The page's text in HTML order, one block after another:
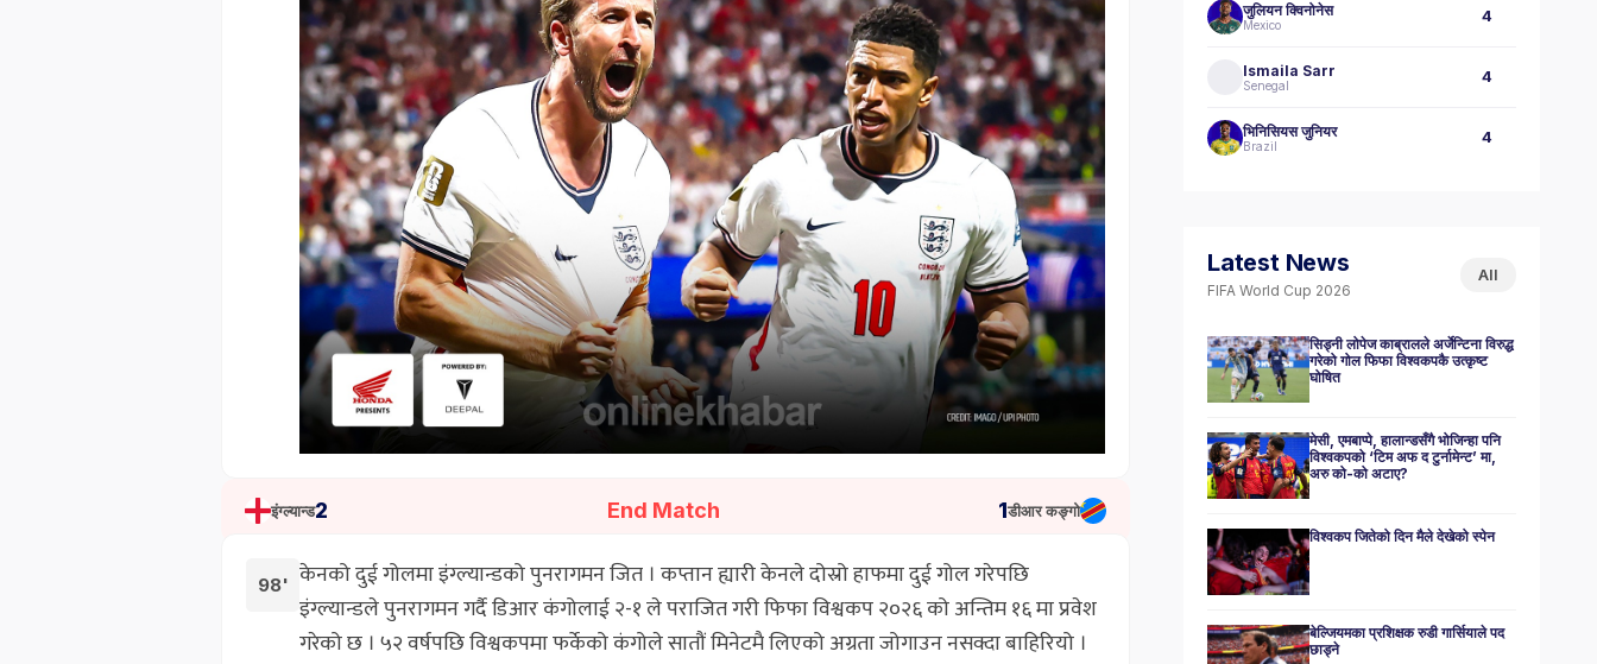
इंग्ल्यान्ड2 End Match डीआर कङ्गो
1
98' केनको दुई गोलमा इंग्ल्यान्डको पुनरागमन जित । कप्तान ह्यारी केनले दोस्रो हाफमा दुई गोल गरेपछि
इंग्ल्यान्डले पुनरागमन गर्दै डिआर कंगोलाई २-१ ले पराजित गरी फिफा विश्वकप २०२६ को अन्तिम १६ मा प्रवेश
गरेको छ । ५२ वर्षपछि विश्वकपमा फर्केको कंगोले सातौं मिनेटमै लिएको अग्रता जोगाउन नसक्दा बाहिरियो ।
जुलियन क्विनोनेस
Mexico 4
Ismaila Sarr
Senegal 4
भिनिसियस जुनियर
Brazil 4
Latest News
FIFA World Cup 2026
All
सिड्नी लोपेज काब्रालले अर्जेन्टिना विरुद्ध
गरेको गोल फिफा विश्वकपकै उत्कृष्ट
घोषित
मेसी, एमबाप्पे, हालान्डसँगै भोजिन्हा पनि
विश्वकपको ‘टिम अफ द टुर्नामेन्ट’ मा,
अरु को-को अटाए?
विश्वकप जितेको दिन मैले देखेको स्पेन
बेल्जियमका प्रशिक्षक रुडी गार्सियाले पद
छाड्ने